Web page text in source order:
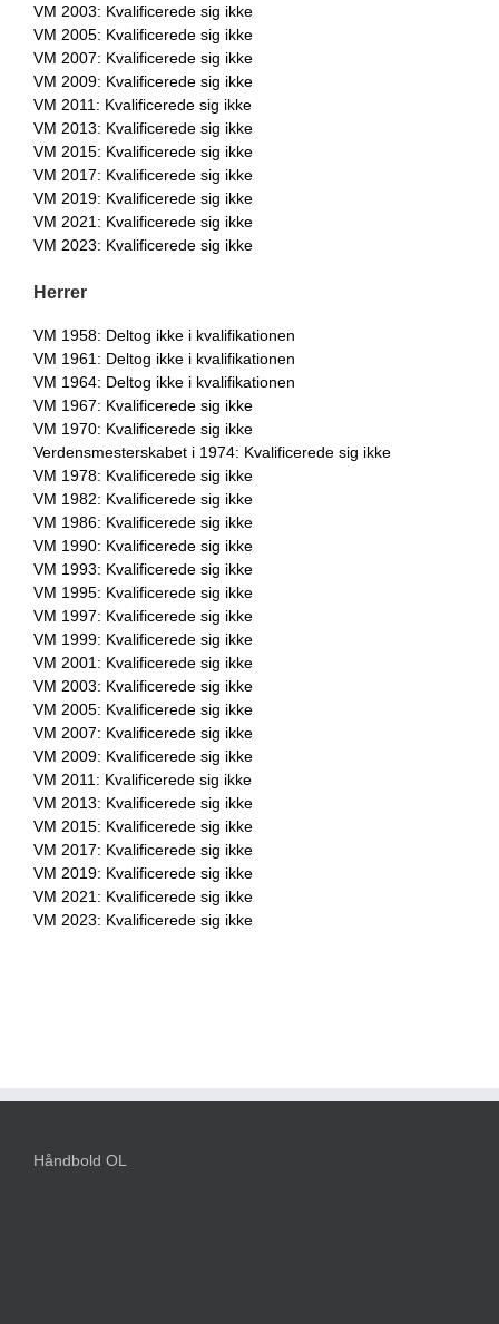
VM 2003: Kvalificerede sig ikke
VM 2005: Kvalificerede sig ikke
VM 2007: Kvalificerede sig ikke
VM 2009: Kvalificerede sig ikke
VM 2011: Kvalificerede sig ikke
VM 2013: Kvalificerede sig ikke
VM 2015: Kvalificerede sig ikke
VM 2017: Kvalificerede sig ikke
VM 2019: Kvalificerede sig ikke
VM 2021: Kvalificerede sig ikke
VM 2023: Kvalificerede sig ikke
Herrer
VM 1958: Deltog ikke i kvalifikationen
VM 1961: Deltog ikke i kvalifikationen
VM 1964: Deltog ikke i kvalifikationen
VM 1967: Kvalificerede sig ikke
VM 1970: Kvalificerede sig ikke
Verdensmesterskabet i 1974: Kvalificerede sig ikke
VM 1978: Kvalificerede sig ikke
VM 1982: Kvalificerede sig ikke
VM 1986: Kvalificerede sig ikke
VM 1990: Kvalificerede sig ikke
VM 1993: Kvalificerede sig ikke
VM 1995: Kvalificerede sig ikke
VM 1997: Kvalificerede sig ikke
VM 1999: Kvalificerede sig ikke
VM 2001: Kvalificerede sig ikke
VM 2003: Kvalificerede sig ikke
VM 2005: Kvalificerede sig ikke
VM 2007: Kvalificerede sig ikke
VM 2009: Kvalificerede sig ikke
VM 2011: Kvalificerede sig ikke
VM 2013: Kvalificerede sig ikke
VM 2015: Kvalificerede sig ikke
VM 2017: Kvalificerede sig ikke
VM 2019: Kvalificerede sig ikke
VM 2021: Kvalificerede sig ikke
VM 2023: Kvalificerede sig ikke
Håndbold OL